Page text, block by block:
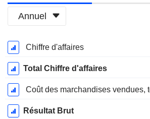
Annuel
Période
Fiscale:
Décembre
Chiffre d'affaires
Total Chiffre d'affaires
Coût des marchandises vendues,
Résultat Brut